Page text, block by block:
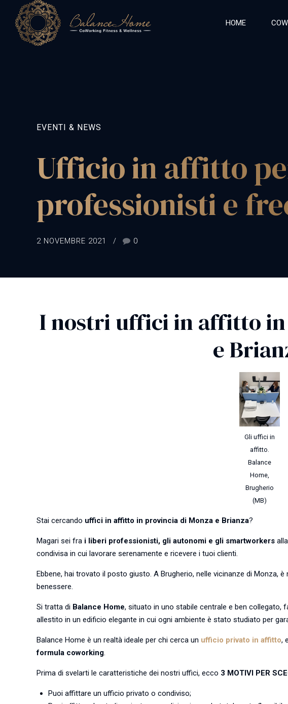
HOME
EVENTI & NEWS
Ufficio in affitto
professionisti e
2 NOVEMBRE 2021 0
I nostri uffici in affitto
e
Gli uffici in
affitto.
Balance
Home,
Brugherio
(MB)
Stai cercando uffici in affitto in provincia di Monza e Brianza?
Magari sei fra i liberi professionisti, gli autonomi e gli smartworkers
condivisa in cui lavorare serenamente e ricevere i tuoi clienti.
Ebbene, hai trovato il posto giusto. A Brugherio, nelle vicinanze di Monza, è
benessere.
Si tratta di Balance Home, situato in uno stabile centrale e ben collegato,
allestito in un edificio elegante in cui ogni ambiente è stato studiato per
Balance Home è un realtà ideale per chi cerca un ufficio privato in affitto,
formula coworking.
Prima di svelarti le caratteristiche dei nostri uffici, ecco 3 MOTIVI PER
Puoi affittare un ufficio privato o condiviso;